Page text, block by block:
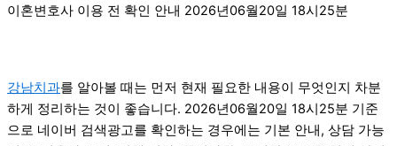
이혼변호사 이용 전 확인 안내 2026년06월20일 18시25분
강남치과를 알아볼 때는 먼저 현재 필요한 내용이 무엇인지 차분
하게 정리하는 것이 좋습니다. 2026년06월20일 18시25분 기준
으로 네이버 검색광고를 확인하는 경우에는 기본 안내, 상담 가능